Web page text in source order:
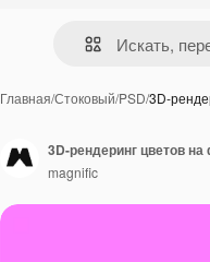
Главная/Стоковый/PSD/3D-
3D-рендеринг цветов
magnific